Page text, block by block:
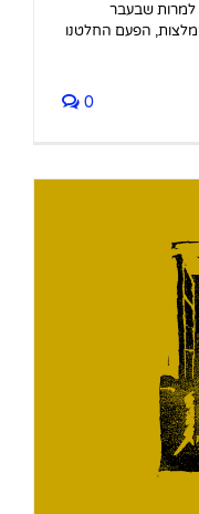
למרות שבעבר
הפעם החלטנו
0